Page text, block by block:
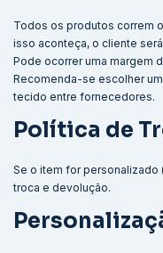
Todos os produtos correm
isso aconteça, o cliente
Pode ocorrer uma margem
Recomenda-se escolher
tecido entre fornecedores.
Política de
Se o item for personalizado
troca e devolução.